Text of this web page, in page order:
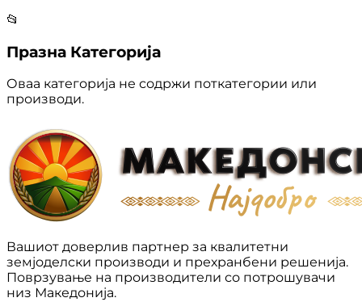
📂
Празна Категорија
Оваа категорија не содржи поткатегории или
производи.
Вашиот доверлив партнер за квалитетни
земјоделски производи и прехранбени решенија.
Поврзување на производители со потрошувачи
низ Македонија.